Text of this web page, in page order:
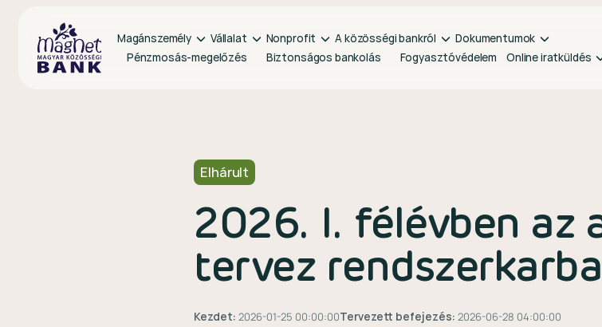
Magánszemély Vállalat Nonprofit A közösségi bankról
Dokumentumok
Pénzmosás-megelőzés
Biztonságos bankolás Fogyasztóvédelem Online iratküldés
Elhárult
2026. I. félévben az
tervez
Kezdet:2026-01-25 00:00:00Tervezett befejezés:2026-06-28 04:00:00